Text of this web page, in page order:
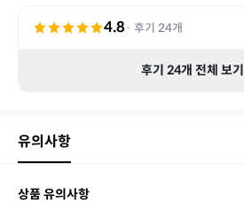
4.8· 후기 24개
후기 24개 전체 보기
유의사항
상품 유의사항